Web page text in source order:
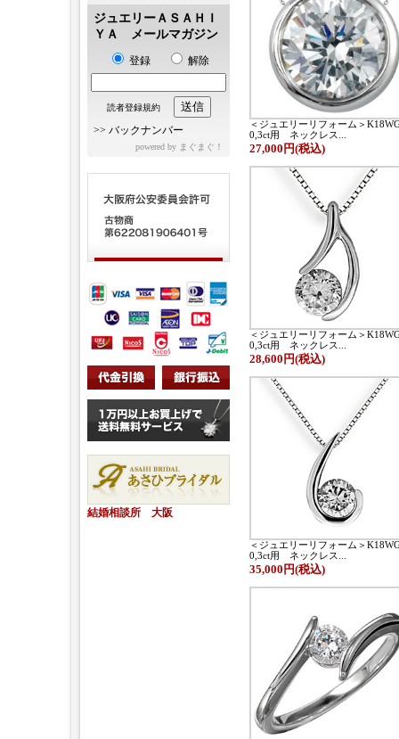
ジュエリーＡＳＡＨＩ
ＹＡ メールマガジン
登録 解除
読者登録規約
>> バックナンバー
powered by まぐまぐ！
結婚相談所 大阪
＜ジュエリーリフォーム＞
0,3ct用 ネックレス...
27,000円(税込)
＜ジュエリーリフォーム＞
0,3ct用 ネックレス...
28,600円(税込)
＜ジュエリーリフォーム＞
0,3ct用 ネックレス...
35,000円(税込)